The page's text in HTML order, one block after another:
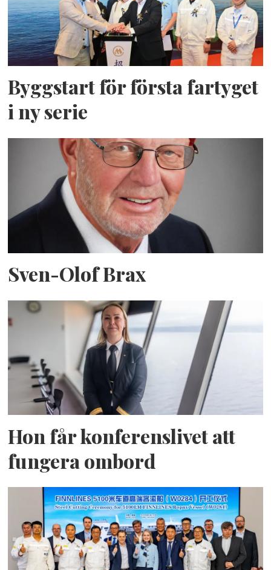
Byggstart för första fartyget
i ny serie
Sven-Olof Brax
Hon får konferenslivet att
fungera ombord